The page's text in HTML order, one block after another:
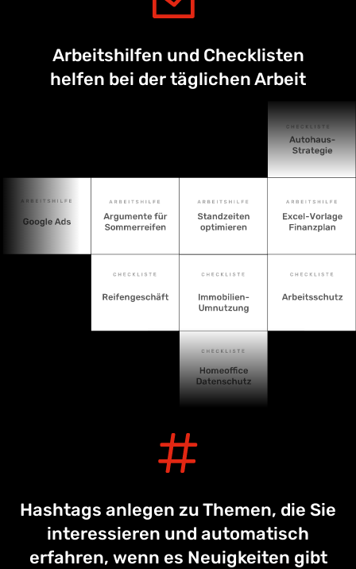
Arbeitshilfen und Checklisten
helfen bei der täglichen Arbeit
Hashtags anlegen zu Themen, die Sie
interessieren und automatisch
erfahren, wenn es Neuigkeiten gibt